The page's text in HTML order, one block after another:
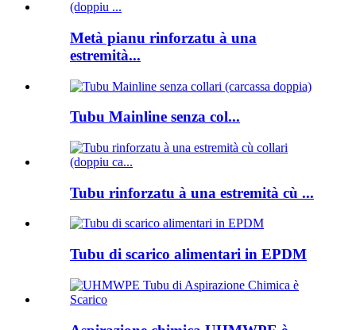
Metà pianu rinforzatu à una
estremità...
Tubu Mainline senza col...
Tubu rinforzatu à una estremità cù ...
Tubu di scarico alimentari in EPDM